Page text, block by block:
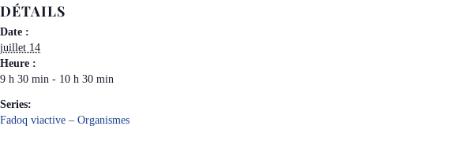
DÉTAILS
Date :
juillet 14
Heure :
9 h 30 min - 10 h 30 min
Series:
Fadoq viactive – Organismes